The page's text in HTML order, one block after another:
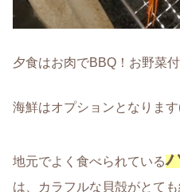
夕食はお肉でBBQ！お野菜付
海鮮はオプションとなりま
地元でよく食べられている
は、カラフルな貝殻がとて